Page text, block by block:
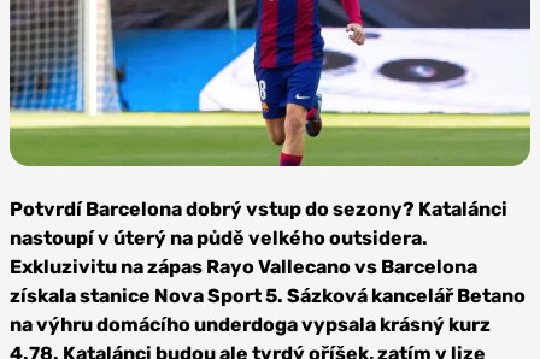
Depositphotos
Potvrdí Barcelona dobrý vstup do sezony? Katalánci
nastoupí v úterý na půdě velkého outsidera.
Exkluzivitu na zápas Rayo Vallecano vs Barcelona
získala stanice Nova Sport 5. Sázková kancelář Betano
na výhru domácího underdoga vypsala krásný kurz
4.78. Katalánci budou ale tvrdý oříšek, zatím v lize